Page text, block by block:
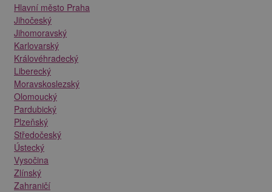
Hlavní město Praha
Jihočeský
Jihomoravský
Karlovarský
Královéhradecký
Liberecký
Moravskoslezský
Olomoucký
Pardubický
Plzeňský
Středočeský
Ústecký
Vysočina
Zlínský
Zahraničí